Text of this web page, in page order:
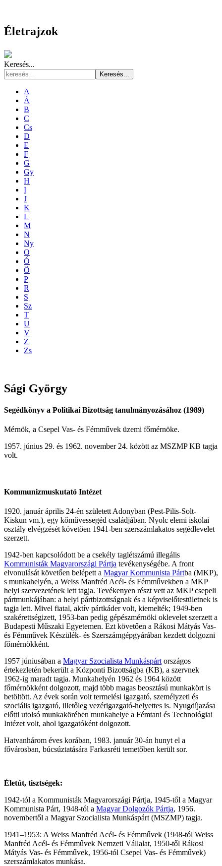
Életrajzok
Keresés...
Keresés...
A
Á
B
C
Cs
D
E
F
G
Gy
H
I
J
K
L
M
N
Ny
O
Ó
Ö
P
R
S
Sz
T
U
V
Z
Zs
Sági György
Segédkönyv a Politikai Bizottság tanulmányozásához (1989)
Mérnök, a Csepel Vas- és Fémművek üzemi főmérnöke.
1957. június 29. és 1962. november 24. között az MSZMP KB tagja
volt.
Kommunizmuskutató Intézet
1920. január április 24-én született Adonyban (Pest-Pilis-Solt-
Kiskun vm.), egy kőművessegéd családjában. Nyolc elemi iskolai
osztály elvégzését követően 1941-ben szerszámlakatos segédlevelet
szerzett.
1942-ben kapcsolódott be a csekély taglétszámú illegális
Kommunisták Magyarországi Pártja tevékenységébe. A front
elvonulását követően belépett a Magyar Kommunista Pártba (MKP),
s munkahelyén, a Weiss Manfréd Acél- és Fémművekben a MKP
helyi szervezetének lett tagja. Tevékenyen részt vett az MKP csepeli
pártmunkájában: a helyi pártbizottságnak és a képviselőtestületnek is
tagja lett. Mivel fiatal, aktív pártkáder volt, kiemelték; 1949-ben
szakérettségizett, 1953-ban pedig gépészmérnöki oklevelet szerzett a
Budapesti Műszaki Egyetemen. Ezt követően a Rákosi Mátyás Vas-
és Fémművek Készülék- és Szerszámgépgyárában kezdett dolgozni
főmérnökként.
1957 júniusában a Magyar Szocialista Munkáspárt országos
értekezletén bekerült a Központi Bizottságba (KB), a szervnek
1962-ig maradt tagja. Munkahelyén 1962 és 1964 között
főmérnökként dolgozott, majd több magas beosztású munkakört is
betöltött. Az évek során volt termelési igazgató, személyzeti és
szociális igazgató, illetőleg vezérigazgató-helyettes is. Nyugdíjazása
előtti utolsó munkakörében munkahelye a Fémtani és Technológiai
Intézet volt, ahol igazgatóként dolgozott.
Hatvanhárom éves korában, 1983. január 30-án hunyt el a
fővárosban, búcsúztatására Farkasréti temetőben került sor.
Életút, tisztségek:
1942-tól a Kommunisták Magyarországi Pártja, 1945-től a Magyar
Kommunista Párt, 1948-tól a Magyar Dolgozók Pártja, 1956.
novembertől a Magyar Szocialista Munkáspárt (MSZMP) tagja.
1941–1953: A Weiss Manfréd Acél- és Fémművek (1948-tól Weiss
Manfréd Acél- és Fémművek Nemzeti Vállalat, 1950-től Rákosi
Mátyás Vas- és Fémművek, 1956-tól Csepel Vas- és Fémművek)
szerszámlakatos munkása.